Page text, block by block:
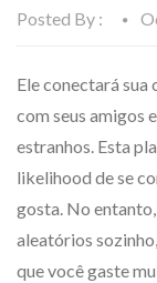
Posted By :
Ele conectará
com seus amigos
estranhos. Esta
likelihood de se
gosta. No
aleatórios
que você gaste